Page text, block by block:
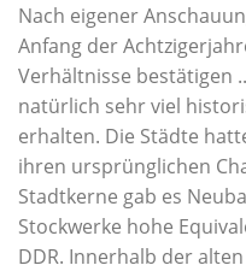
Nach eigener
Anfang der
Verhältnisse bestätigen
natürlich sehr viel
erhalten. Die Städte
ihren ursprünglichen
Stadtkerne gab es
Stockwerke hohe
DDR. Innerhalb der